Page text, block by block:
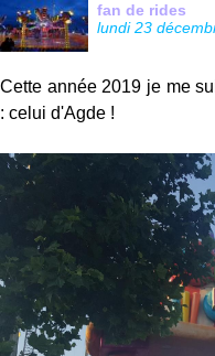
fan de rides
lundi 23
Cette année 2019 je me
: celui d'Agde !